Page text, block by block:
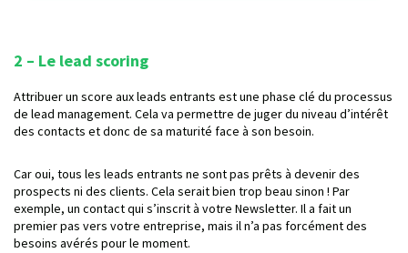
2 – Le lead scoring
Attribuer un score aux leads entrants est une phase clé du processus
de lead management. Cela va permettre de juger du niveau d’intérêt
des contacts et donc de sa maturité face à son besoin.
Car oui, tous les leads entrants ne sont pas prêts à devenir des
prospects ni des clients. Cela serait bien trop beau sinon ! Par
exemple, un contact qui s’inscrit à votre Newsletter. Il a fait un
premier pas vers votre entreprise, mais il n’a pas forcément des
besoins avérés pour le moment.